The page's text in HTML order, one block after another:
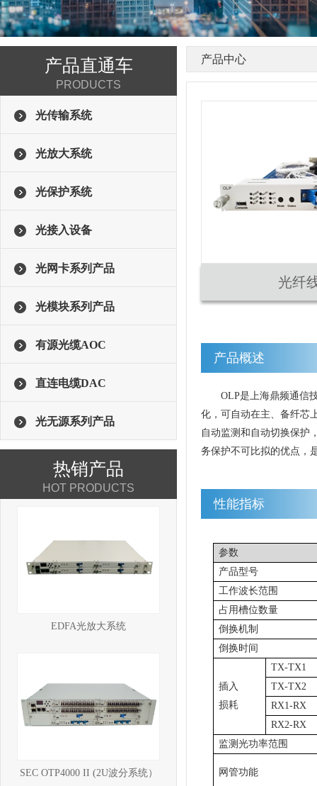
产品直通车
PRODUCTS
光传输系统
光放大系统
光保护系统
光接入设备
光网卡系列产品
光模块系列产品
有源光缆AOC
直连电缆DAC
光无源系列产品
热销产品
HOT PRODUCTS
EDFA光放大系统
SEC OTP4000 II (2U波分系统）
产品中心
光纤
产品概述
OLP是上海鼎频通信
化，可自动在主、备纤芯
自动监测 和 自动切换保护
务保护不可比拟的优点，
性能指标
参数
产品型号
工作波长范围
占用槽位数量
倒换机制
倒换时间
插入
损耗
TX-TX1
TX-TX2
RX1-RX
RX2-RX
监测光功率范围
网管功能